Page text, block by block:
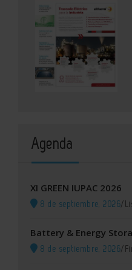
Agenda
XI GREEN IUPAC 2026
8 de septiembre, 2026/
Battery & Energy
8 de septiembre, 2026/